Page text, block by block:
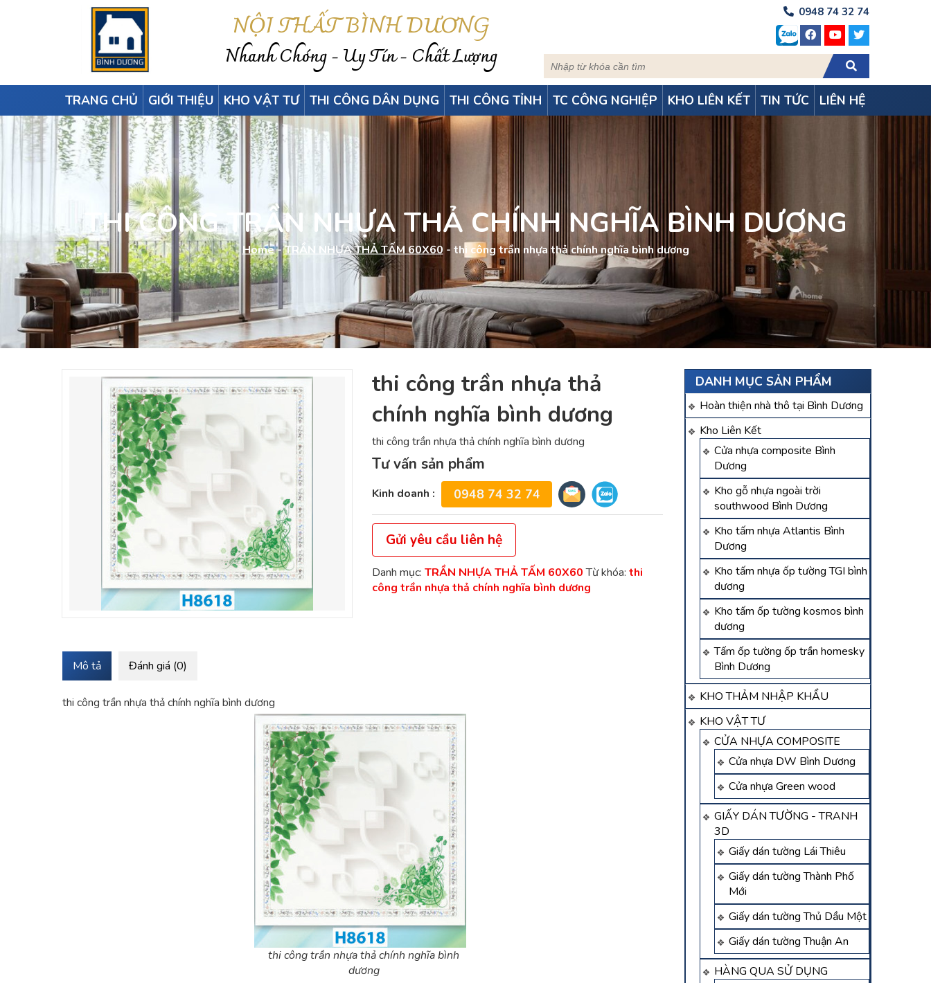
NỘI THẤT BÌNH DƯƠNG
Nhanh Chóng - Uy Tín - Chất Lượng
0948 74 32 74
TRANG CHỦ GIỚI THIỆU KHO VẬT TƯ THI CÔNG DÂN DỤNG THI CÔNG TỈNH TC CÔNG NGHIỆP KHO LIÊN KẾT TIN TỨC LIÊN HỆ
THI CÔNG TRẦN NHỰA THẢ CHÍNH NGHĨA BÌNH DƯƠNG
Home-TRẦN NHỰA THẢ TẤM 60X60- thi công trần nhựa thả chính nghĩa bình dương
DANH MỤC SẢN PHẨM
Hoàn thiện nhà thô tại Bình Dương
Kho Liên Kết
Cửa nhựa composite Bình
Dương
Kho gỗ nhựa ngoài trời
southwood Bình Dương
Kho tấm nhựa Atlantis Bình
Dương
Kho tấm nhựa ốp tường TGI bình
dương
Kho tấm ốp tường kosmos bình
dương
Tấm ốp tường ốp trần homesky
Bình Dương
KHO THẢM NHẬP KHẨU
KHO VẬT TƯ
CỬA NHỰA COMPOSITE
Cửa nhựa DW Bình Dương
Cửa nhựa Green wood
GIẤY DÁN TƯỜNG - TRANH
3D
Giấy dán tường Lái Thiêu
Giấy dán tường Thành Phố
Mới
Giấy dán tường Thủ Dầu Một
Giấy dán tường Thuận An
HÀNG QUA SỬ DỤNG
thi công trần nhựa thả
chính nghĩa bình dương
thi công trần nhựa thả chính nghĩa bình dương
Tư vấn sản phẩm
Kinh doanh : 0948 74 32 74
Gửi yêu cầu liên hệ
Danh mục: TRẦN NHỰA THẢ TẤM 60X60 Từ khóa: thi
công trần nhựa thả chính nghĩa bình dương
Mô tả Đánh giá (0)
thi công trần nhựa thả chính nghĩa bình dương
thi công trần nhựa thả chính nghĩa bình
dương